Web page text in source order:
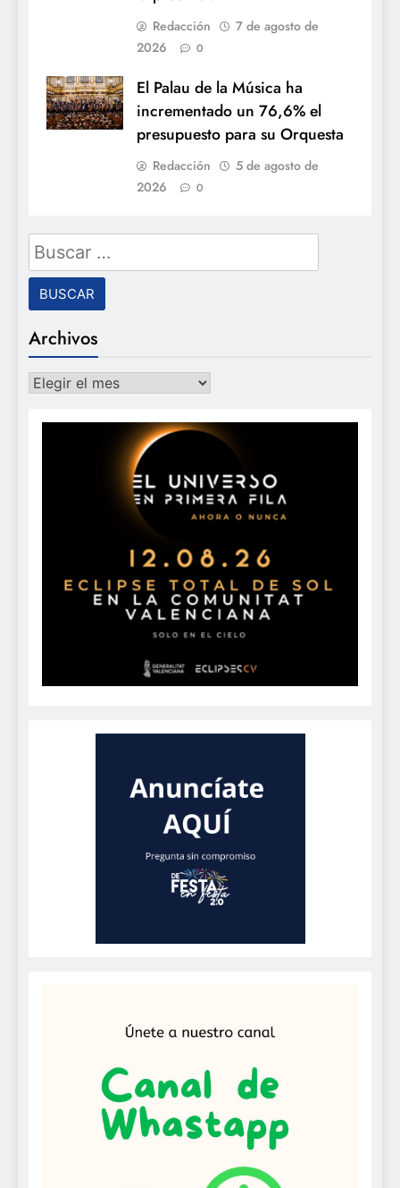
Redacción
7 de agosto de
2026
0
El Palau de la Música ha
incrementado un 76,6% el
presupuesto para su Orquesta
Redacción
5 de agosto de
2026
0
Buscar:
Archivos
Archivos